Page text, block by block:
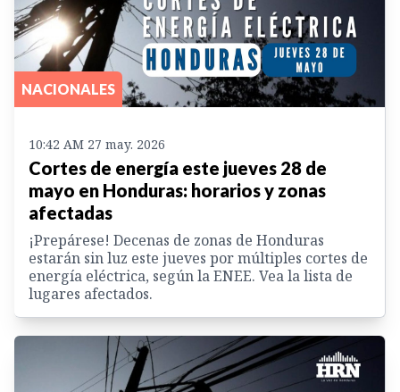
NACIONALES
10:42 AM 27 may. 2026
Cortes de energía este jueves 28 de
mayo en Honduras: horarios y zonas
afectadas
¡Prepárese! Decenas de zonas de Honduras
estarán sin luz este jueves por múltiples cortes de
energía eléctrica, según la ENEE. Vea la lista de
lugares afectados.